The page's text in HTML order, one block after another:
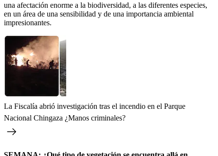
una afectación enorme a la biodiversidad, a las diferentes especies,
en un área de una sensibilidad y de una importancia ambiental
impresionantes.
La Fiscalía abrió investigación tras el incendio en el Parque
Nacional Chingaza ¿Manos criminales?